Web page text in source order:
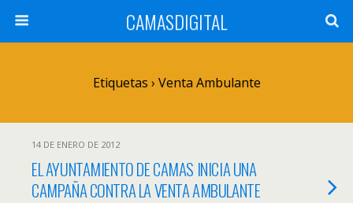
CAMASDIGITAL
Etiquetas › Venta Ambulante
14 DE ENERO DE 2012
EL AYUNTAMIENTO DE CAMAS INICIA UNA
CAMPAÑA CONTRA LA VENTA AMBULANTE